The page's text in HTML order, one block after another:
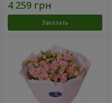
Заказать